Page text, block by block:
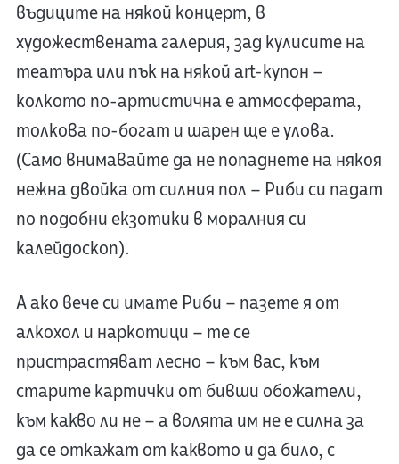
въдиците на някой концерт, в
художествената галерия, зад кулисите на
театъра или пък на някой art-купон –
колкото по-артистична е атмосферата,
толкова по-богат и шарен ще е улова.
(Само внимавайте да не попаднете на някоя
нежна двойка от силния пол – Риби си падат
по подобни екзотики в моралния си
калейдоскоп).
А ако вече си имате Риби – пазете я от
алкохол и наркотици – те се
пристрастяват лесно – към вас, към
старите картички от бивши обожатели,
към какво ли не – а волята им не е силна за
да се откажат от каквото и да било, с